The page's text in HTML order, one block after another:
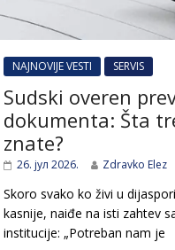
NAJNOVIJE VESTI SERVIS
Sudski overen
dokumenta: Šta
znate?
26. јул 2026. Zdravko Elez
Skoro svako ko živi u
kasnije, naiđe na isti zahtev
institucije: „Potreban nam je